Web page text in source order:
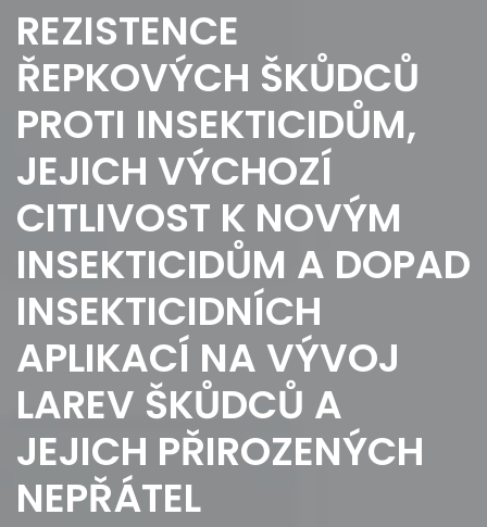
REZISTENCE
ŘEPKOVÝCH ŠKŮDCŮ
PROTI INSEKTICIDŮM,
JEJICH VÝCHOZÍ
CITLIVOST K NOVÝM
INSEKTICIDŮM A DOPAD
INSEKTICIDNÍCH
APLIKACÍ NA VÝVOJ
LAREV ŠKŮDCŮ A
JEJICH PŘIROZENÝCH
NEPŘÁTEL